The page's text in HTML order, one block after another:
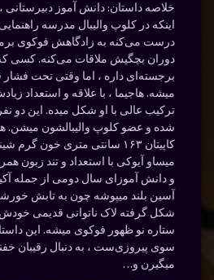
خلاصه داستان:دانش آموز دبیرستانی ،
اینکه در کلوپ والیبال مدرسه
درست می‌کنه به زادگاهش فوکوی
دوران بچگیش ملاقات می‌کنه. کسی
برجسته‌ای داره ، اما وقتی تحت فشار
میشه. هاجیما ، با علاقه و استعداد
ترکیب عالی با او شکل میده. این دو
شده و عضو کلوپ والیبالشون میشن.
کاپیتان ۱۶۳ سانتی متری خون
میساو آیوکی با استعداد و تند زبون
و دانش آموزای سال دومی از جمله
آسین بلند میپوشه چون به تابش
شکل گرفته لاک ناتوانی قدیمی خودش
ستاره نو ظهور فوکوی میشه. این
سوی پیروزی‌ست ، به دنبال رقیبان
میگیرن و…